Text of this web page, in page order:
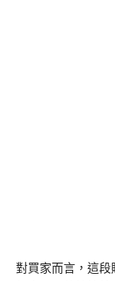
對買家而言，這